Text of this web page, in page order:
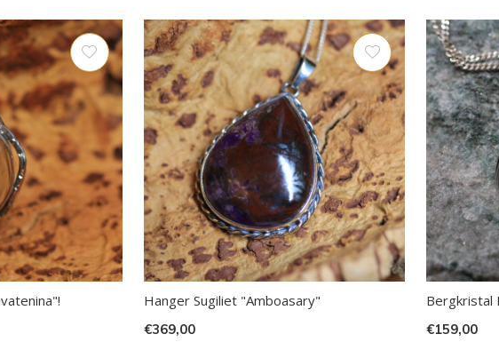
Hanger Sugiliet "Amboasary"
€369,00
Bergkristal
€159,00